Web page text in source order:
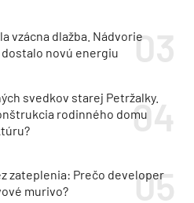
vzácna dlažba. Nádvorie
novú energiu
svedkov starej Petržalky.
rodinného domu
zateplenia: Prečo developer
murivo?